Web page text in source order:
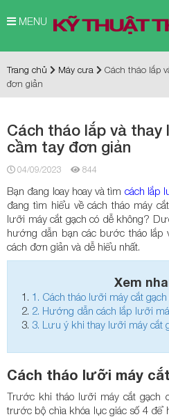
MENU
Trang chủ Máy cưa
Cách tháo lắp
đơn giản
Cách tháo lắp và
cầm tay đơn giản
04/09/2023 844
Bạn đang loay hoay và tìm cách lắp
đang tìm hiểu về cách tháo máy
lưỡi máy cắt gạch có dễ không?
hướng dẫn bạn các bước tháo lắp
cách đơn giản và dễ hiểu nhất.
Xem
1. Cách tháo lưỡi máy cắt
2. Hướng dẫn cách lắp lưỡi
3. Lưu ý khi thay lưỡi máy cắt
Cách tháo lưỡi máy
Trước khi tháo lưỡi máy cắt gạch
trước bộ chìa khóa lục giác số 4 để